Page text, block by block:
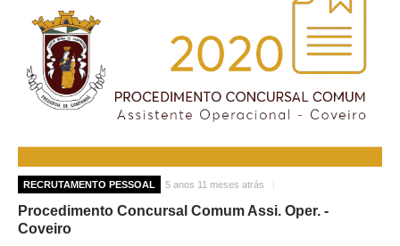
RECRUTAMENTO PESSOAL 5 anos 11 meses atrás
Procedimento Concursal Comum Assi. Oper. -
Coveiro